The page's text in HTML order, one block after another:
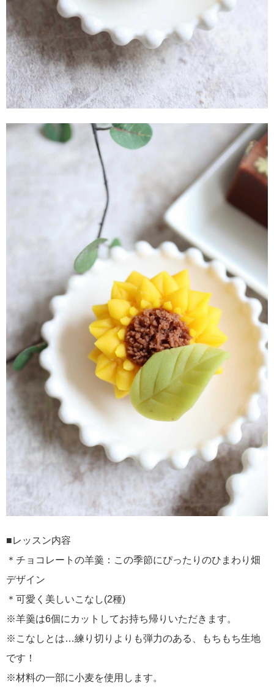
■レッスン内容
＊チョコレートの羊羹：この季節にぴったりのひまわり畑
デザイン
＊可愛く美しいこなし(2種)
※羊羹は6個にカットしてお持ち帰りいただきます。
※こなしとは…練り切りよりも弾力のある、もちもち生地
です！
※材料の一部に小麦を使用します。